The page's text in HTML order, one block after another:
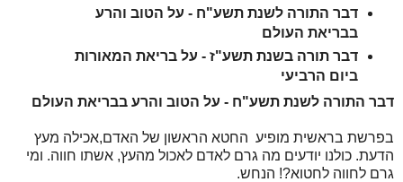
דבר התורה לשנת תשע"ח - על הטוב והרע
בבריאת העולם
דבר תורה בשנת תשע"ז - על בריאת המאורות
ביום הרביעי
דבר התורה לשנת תשע"ח - על הטוב והרע בבריאת העולם
בפרשת בראשית מופיע החטא הראשון של האדם,אכילה מעץ
הדעת. כולנו יודעים מה גרם לאדם לאכול מהעץ, אשתו חווה. ומי
גרם לחווה לחטוא?! הנחש.